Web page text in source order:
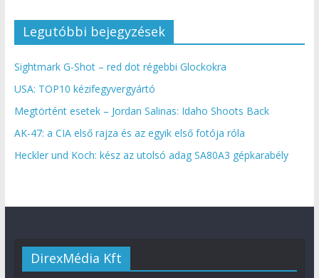
Legutóbbi bejegyzések
Sightmark G-Shot – red dot régebbi Glockokra
USA: TOP10 kézifegyvergyártó
Megtörtént esetek – Jordan Salinas: Idaho Shoots Back
AK-47: a CIA első rajza és az egyik első fotója róla
Heckler und Koch: kész az utolsó adag SA80A3 gépkarabély
DirexMédia Kft